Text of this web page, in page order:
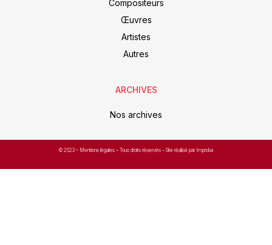
Compositeurs
Œuvres
Artistes
Autres
ARCHIVES
Nos archives
© 2023 – Mentions légales – Tous droits réservés – Site réalisé par Improba